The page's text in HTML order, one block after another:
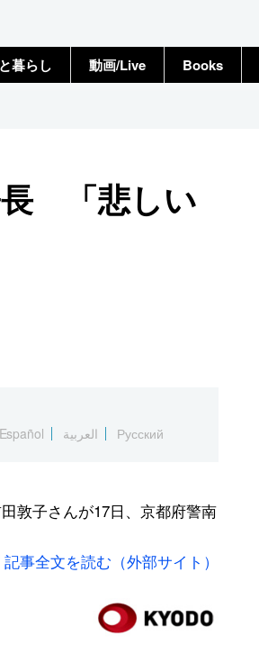
暮らし 動画/Live Books
長 「悲しい
Español العربية Русский
敦子さんが17日、京都府警南
記事全文を読む（外部サイト）